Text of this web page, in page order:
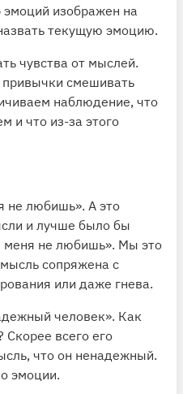
изображен на
текущую эмоцию.
чувства от мыслей.
привычки смешивать
наблюдение, что
и что из-за этого
не любишь». А это
и лучше было бы
меня не любишь». Мы это
сопряжена с
или даже гнева.
человек». Как
Скорее всего его
что он ненадежный.
эмоции.